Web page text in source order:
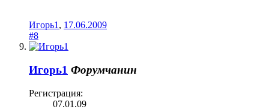
Игорь1, 17.06.2009
#8
Игорь1 Форумчанин
Регистрация:
07.01.09